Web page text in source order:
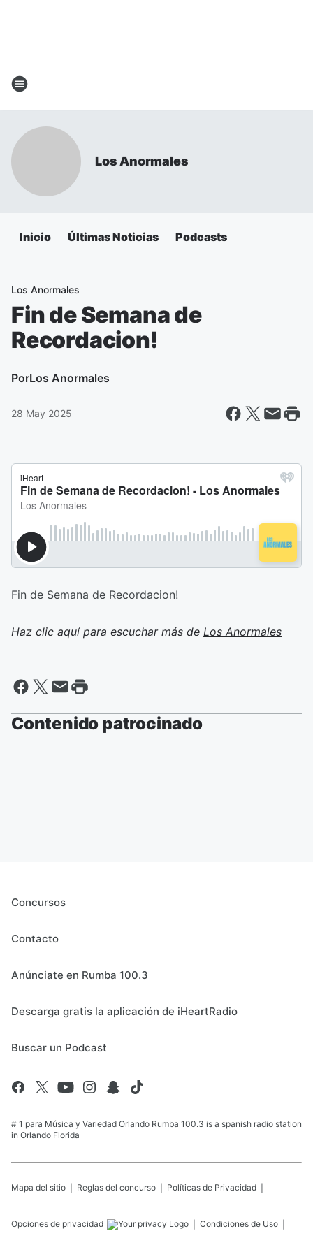
Los Anormales
Inicio Últimas Noticias Podcasts
Los Anormales
Fin de Semana de
Recordacion!
PorLos Anormales
28 May 2025
Fin de Semana de Recordacion!
Haz clic aquí para escuchar más de Los Anormales
Contenido patrocinado
Concursos
Contacto
Anúnciate en Rumba 100.3
Descarga gratis la aplicación de iHeartRadio
Buscar un Podcast
# 1 para Música y Variedad Orlando Rumba 100.3 is a spanish radio station
in Orlando Florida
Mapa del sitio Reglas del concurso Políticas de Privacidad
Opciones de privacidad Condiciones de Uso